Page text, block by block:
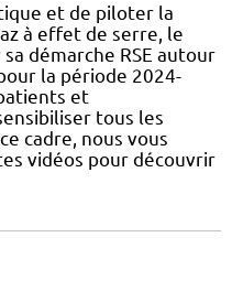
et de piloter la
à effet de serre, le
démarche RSE autour
la période 2024-
et
tous les
cadre, nous vous
vidéos pour découvrir